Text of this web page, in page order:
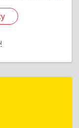
215-418